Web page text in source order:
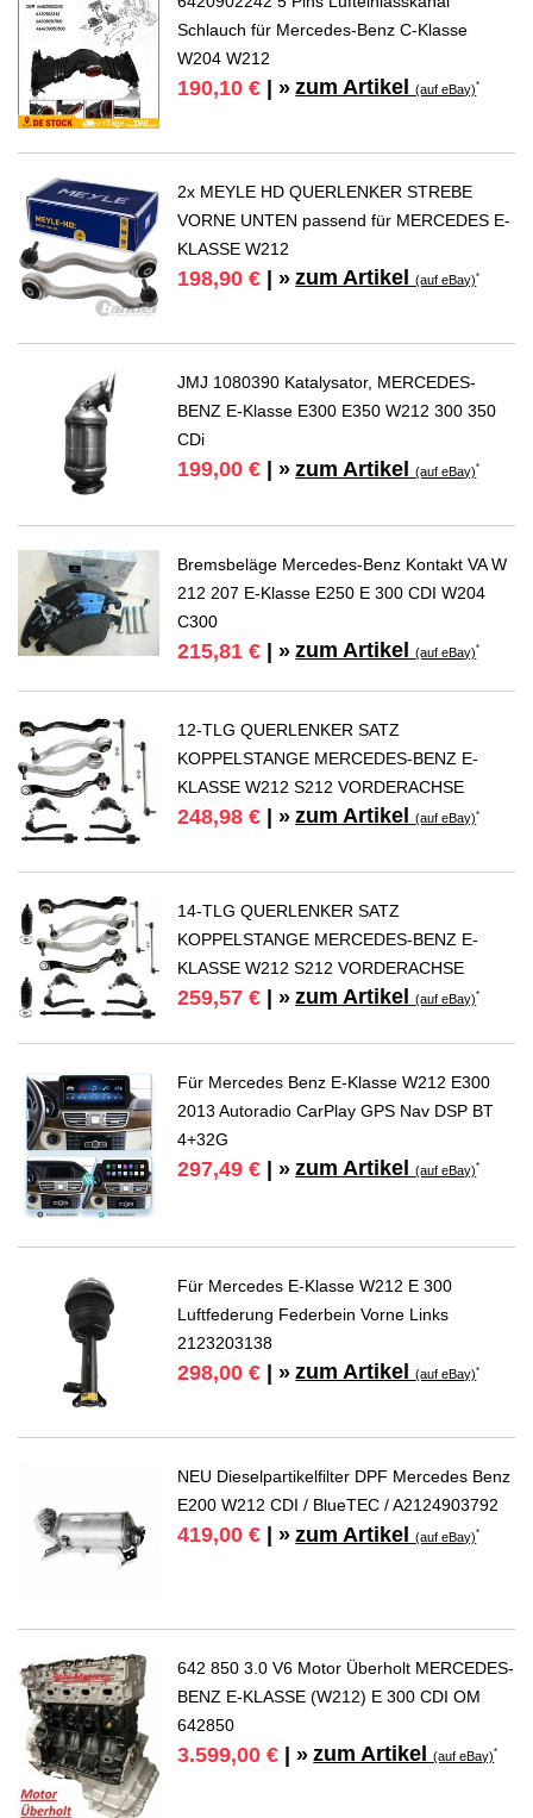
Schlauch für Mercedes-Benz C-Klasse
W204 W212
190,10 € | » zum Artikel(auf eBay)*
2x MEYLE HD QUERLENKER STREBE
VORNE UNTEN passend für MERCEDES E-
KLASSE W212
198,90 € | » zum Artikel(auf eBay)*
JMJ 1080390 Katalysator, MERCEDES-
BENZ E-Klasse E300 E350 W212 300 350
CDi
199,00 € | » zum Artikel(auf eBay)*
Bremsbeläge Mercedes-Benz Kontakt VA W
212 207 E-Klasse E250 E 300 CDI W204
C300
215,81 € | » zum Artikel(auf eBay)*
12-TLG QUERLENKER SATZ
KOPPELSTANGE MERCEDES-BENZ E-
KLASSE W212 S212 VORDERACHSE
248,98 € | » zum Artikel(auf eBay)*
14-TLG QUERLENKER SATZ
KOPPELSTANGE MERCEDES-BENZ E-
KLASSE W212 S212 VORDERACHSE
259,57 € | » zum Artikel(auf eBay)*
Für Mercedes Benz E-Klasse W212 E300
2013 Autoradio CarPlay GPS Nav DSP BT
4+32G
297,49 € | » zum Artikel(auf eBay)*
Für Mercedes E-Klasse W212 E 300
Luftfederung Federbein Vorne Links
2123203138
298,00 € | » zum Artikel(auf eBay)*
NEU Dieselpartikelfilter DPF Mercedes Benz
E200 W212 CDI / BlueTEC / A2124903792
419,00 € | » zum Artikel(auf eBay)*
642 850 3.0 V6 Motor Überholt MERCEDES-
BENZ E-KLASSE (W212) E 300 CDI OM
642850
3.599,00 € | » zum Artikel(auf eBay)*